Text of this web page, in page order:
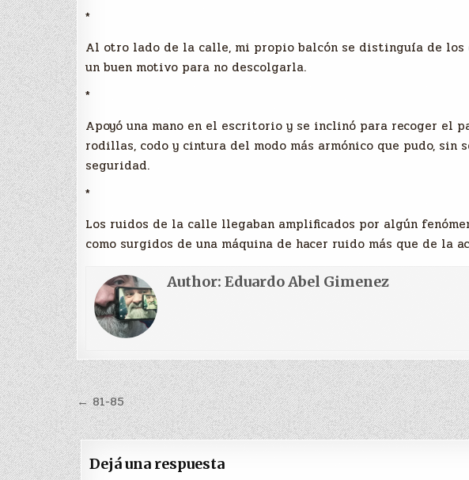
*
Al otro lado de la calle, mi propio balcón se distinguía de
un buen motivo para no descolgarla.
*
Apoyó una mano en el escritorio y se inclinó para recoger el
rodillas, codo y cintura del modo más armónico que pudo,
seguridad.
*
Los ruidos de la calle llegaban amplificados por algún
como surgidos de una máquina de hacer ruido más que de la
Author: Eduardo Abel Gimenez
Navegación
de
entradas
← 81-85
Dejá una respuesta